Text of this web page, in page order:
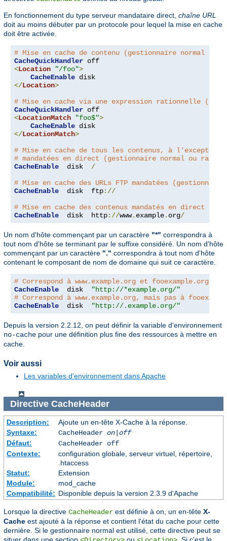
En fonctionnement du type serveur mandataire direct, chaîne URL
doit au moins débuter par un protocole pour lequel la mise en cache
doit être activée.
# Mise en cache de contenu (gestionnaire normal
CacheQuickHandler
<Location "/foo">
CacheEnable
</Location>
# Mise en cache via une expression rationnelle
CacheQuickHandler
<LocationMatch "foo$">
CacheEnable
</LocationMatch>
# Mise en cache de tous les contenus, à l'exception
# mandatées en direct (gestionnaire normal ou
CacheEnable
  disk
/
# Mise en cache des URLs FTP mandatées
CacheEnable
  disk  ftp
://
# Mise en cache des contenus mandatés en direct
CacheEnable
  disk  http
://www. example. org/
Un nom d'hôte commençant par un caractère "*" correspondra à
tout nom d'hôte se terminant par le suffixe considéré. Un nom d'hôte
commençant par un caractère "." correspondra à tout nom d'hôte
contenant le composant de nom de domaine qui suit ce caractère.
# Correspond à www.example.org et fooexample.org
CacheEnable
  disk
"http://*example.org/"
# Correspond à www.example.org, mais pas à
CacheEnable
  disk
"http://.example.org/"
Depuis la version 2.2.12, on peut définir la variable d'environnement
no-cache pour une définition plus fine des ressources à mettre en
cache.
Voir aussi
Les variables d'environnement dans Apache
Directive CacheHeader
Description:
Ajoute un en-tête X-Cache à la réponse.
Syntaxe:
CacheHeader on|off
Défaut:
CacheHeader off
Contexte:
configuration globale, serveur virtuel, répertoire,
.htaccess
Statut:
Extension
Module:
mod_cache
Compatibilité: Disponible depuis la version 2.3.9 d'Apache
Lorsque la directive CacheHeader est définie à on, un en-tête X-
Cache est ajouté à la réponse et contient l'état du cache pour cette
dernière. Si le gestionnaire normal est utilisé, cette directive peut se